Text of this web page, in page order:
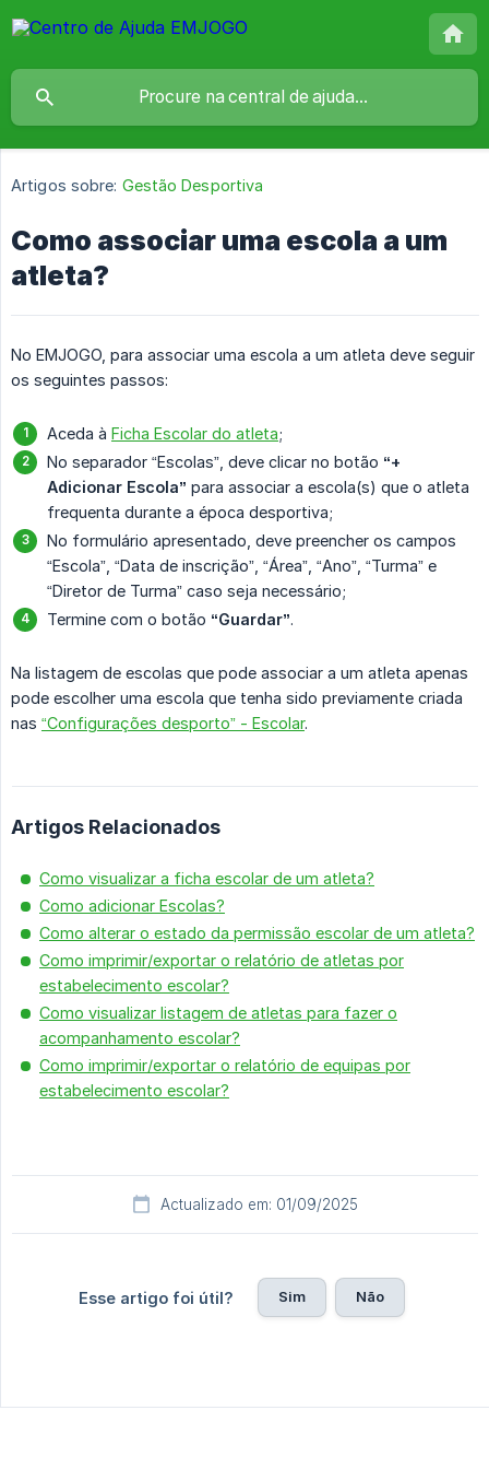
Artigos sobre: Gestão Desportiva
Como associar uma escola a um
atleta?
No EMJOGO, para associar uma escola a um atleta deve seguir
os seguintes passos:
Aceda à Ficha Escolar do atleta;
No separador “Escolas”, deve clicar no botão “+
Adicionar Escola” para associar a escola(s) que o atleta
frequenta durante a época desportiva;
No formulário apresentado, deve preencher os campos
“Escola”, “Data de inscrição”, “Área”, “Ano”, “Turma” e
“Diretor de Turma” caso seja necessário;
Termine com o botão “Guardar”.
Na listagem de escolas que pode associar a um atleta apenas
pode escolher uma escola que tenha sido previamente criada
nas “Configurações desporto” - Escolar.
Artigos Relacionados
Como visualizar a ficha escolar de um atleta?
Como adicionar Escolas?
Como alterar o estado da permissão escolar de um atleta?
Como imprimir/exportar o relatório de atletas por
estabelecimento escolar?
Como visualizar listagem de atletas para fazer o
acompanhamento escolar?
Como imprimir/exportar o relatório de equipas por
estabelecimento escolar?
Actualizado em: 01/09/2025
Esse artigo foi útil? Sim Não